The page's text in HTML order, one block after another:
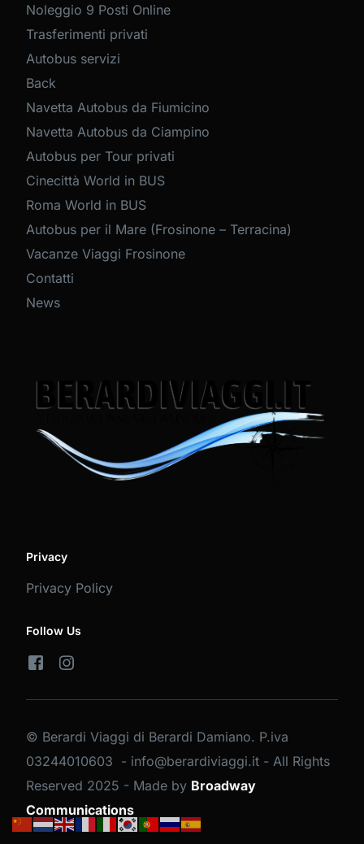
Noleggio 9 Posti Online
Trasferimenti privati
Autobus servizi
Back
Navetta Autobus da Fiumicino
Navetta Autobus da Ciampino
Autobus per Tour privati
Cinecittà World in BUS
Roma World in BUS
Autobus per il Mare (Frosinone – Terracina)
Vacanze Viaggi Frosinone
Contatti
News
Privacy
Privacy Policy
Follow Us
© Berardi Viaggi di Berardi Damiano. P.iva
03244010603 - info@berardiviaggi.it - All Rights
Reserved 2025 - Made by Broadway
Communications